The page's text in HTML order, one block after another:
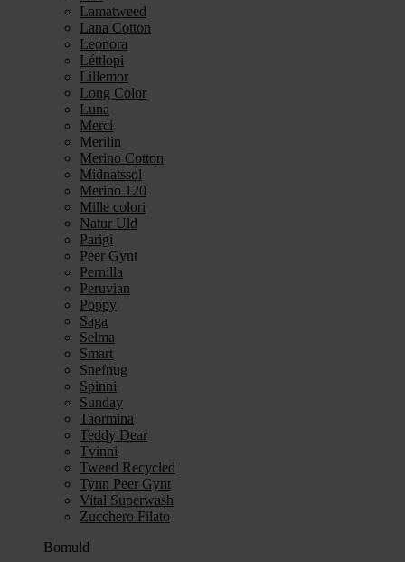
Lamatweed
Lana Cotton
Leonora
Léttlopi
Lillemor
Long Color
Luna
Merci
Merilin
Merino Cotton
Midnatssol
Merino 120
Mille colori
Natur Uld
Parigi
Peer Gynt
Pernilla
Peruvian
Poppy
Saga
Selma
Smart
Snefnug
Spinni
Sunday
Taormina
Teddy Dear
Tvinni
Tweed Recycled
Tynn Peer Gynt
Vital Superwash
Zucchero Filato
Bomuld